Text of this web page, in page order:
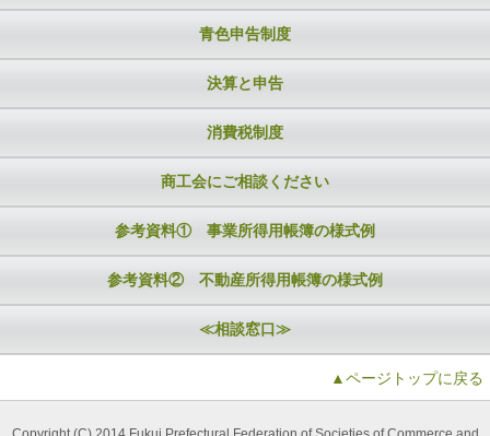
青色申告制度
決算と申告
消費税制度
商工会にご相談ください
参考資料① 事業所得用帳簿の様式例
参考資料② 不動産所得用帳簿の様式例
≪相談窓口≫
▲ページトップに戻る